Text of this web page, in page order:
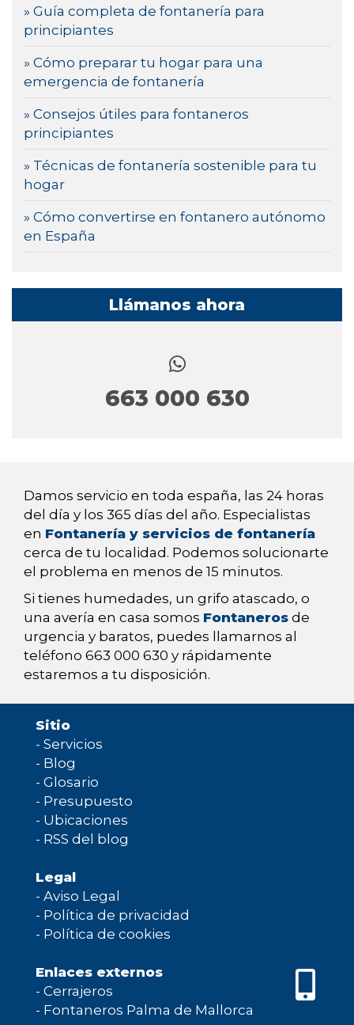
» Guía completa de fontanería para
principiantes
» Cómo preparar tu hogar para una
emergencia de fontanería
» Consejos útiles para fontaneros
principiantes
» Técnicas de fontanería sostenible para tu
hogar
» Cómo convertirse en fontanero autónomo
en España
Llámanos ahora
663 000 630
Damos servicio en toda españa, las 24 horas
del día y los 365 días del año. Especialistas
en Fontanería y servicios de fontanería
cerca de tu localidad. Podemos solucionarte
el problema en menos de 15 minutos.
Si tienes humedades, un grifo atascado, o
una avería en casa somos Fontaneros de
urgencia y baratos, puedes llamarnos al
teléfono 663 000 630 y rápidamente
estaremos a tu disposición.
Sitio
- Servicios
- Blog
- Glosario
- Presupuesto
- Ubicaciones
- RSS del blog
Legal
- Aviso Legal
- Política de privacidad
- Política de cookies
Enlaces externos
- Cerrajeros
- Fontaneros Palma de Mallorca